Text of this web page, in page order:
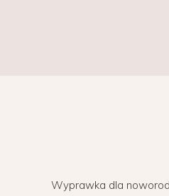
Wyprawka dla